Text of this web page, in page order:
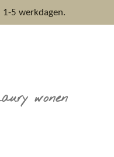
5 werkdagen.
wonen